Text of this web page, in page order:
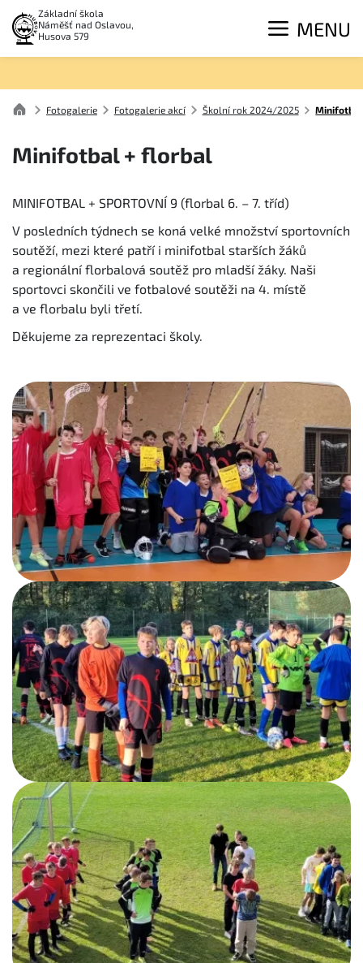
Základní škola
Náměšť nad Oslavou,
Husova 579
MENU
Fotogalerie Fotogalerie akcí Školní rok 2024/2025
Minifotbal + florbal
MINIFOTBAL + SPORTOVNÍ 9 (florbal 6. – 7. tříd)
V posledních týdnech se koná velké množství sportovních
soutěží, mezi které patří i minifotbal starších žáků
a regionální florbalová soutěž pro mladší žáky. Naši
sportovci skončili ve fotbalové soutěži na 4. místě
a ve florbalu byli třetí.
Děkujeme za reprezentaci školy.